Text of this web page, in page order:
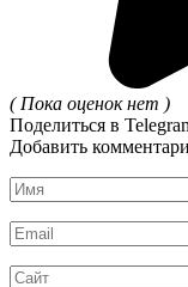
( Пока оценок нет )
Поделиться в
Добавить
Имя
*
Email
*
Сайт